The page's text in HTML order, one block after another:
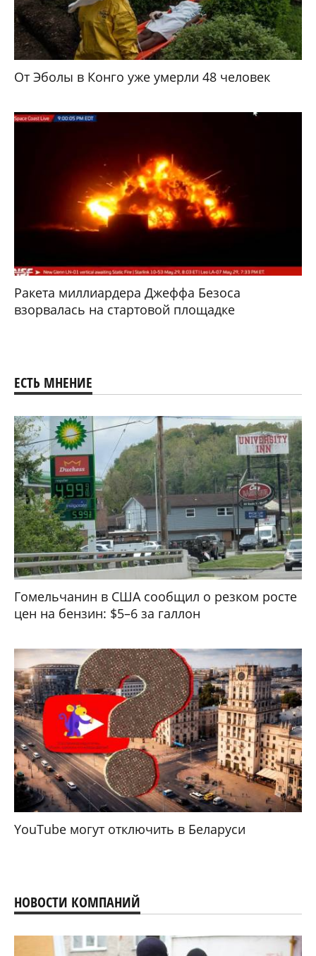
От Эболы в Конго уже умерли 48 человек
Ракета миллиардера Джеффа Безоса
взорвалась на стартовой площадке
ЕСТЬ МНЕНИЕ
Гомельчанин в США сообщил о резком росте
цен на бензин: $5–6 за галлон
YouTube могут отключить в Беларуси
НОВОСТИ КОМПАНИЙ